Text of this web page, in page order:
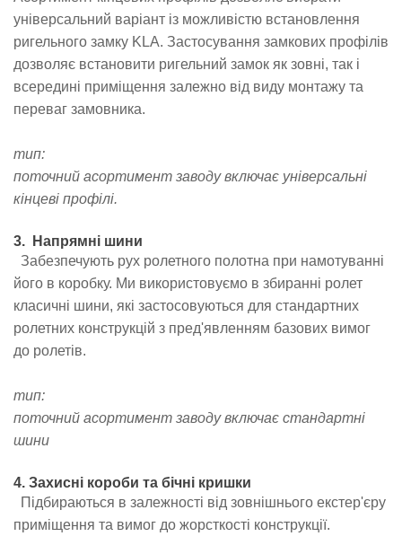
універсальний варіант із можливістю встановлення
ригельного замку KLA. Застосування замкових профілів
дозволяє встановити ригельний замок як зовні, так і
всередині приміщення залежно від виду монтажу та
переваг замовника.
тип:
поточний асортимент заводу включає універсальні
кінцеві профілі.
3. Напрямні шини
Забезпечують рух ролетного полотна при намотуванні
його в коробку. Ми використовуємо в збиранні ролет
класичні шини, які застосовуються для стандартних
ролетних конструкцій з пред'явленням базових вимог
до ролетів.
тип:
поточний асортимент заводу включає стандартні
шини
4. Захисні короби та бічні кришки
Підбираються в залежності від зовнішнього екстер'єру
приміщення та вимог до жорсткості конструкції.